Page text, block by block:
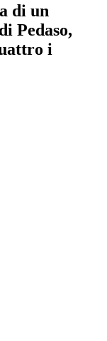
di un
Pedaso,
i